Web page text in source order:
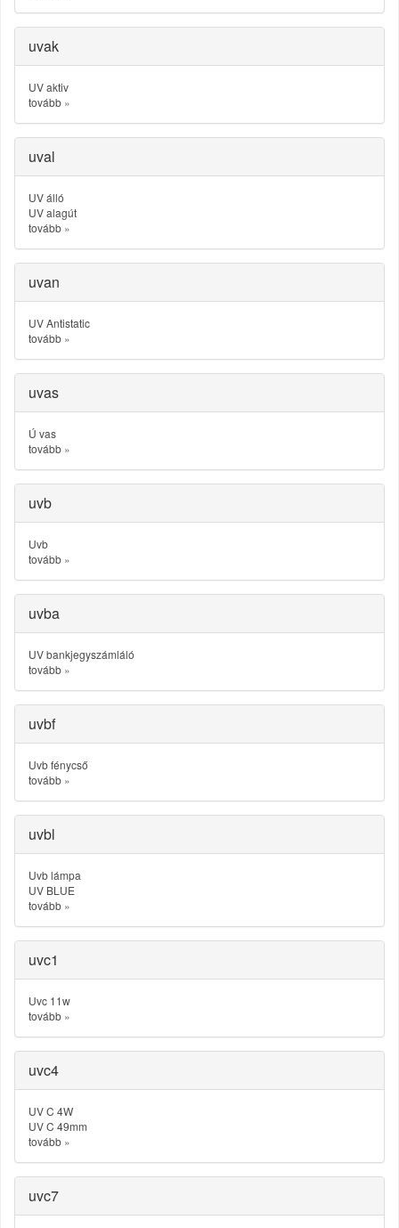
uvak
UV aktiv
tovább »
uval
UV álló
UV alagút
tovább »
uvan
UV Antistatic
tovább »
uvas
Ú vas
tovább »
uvb
Uvb
tovább »
uvba
UV bankjegyszámláló
tovább »
uvbf
Uvb fénycső
tovább »
uvbl
Uvb lámpa
UV BLUE
tovább »
uvc1
Uvc 11w
tovább »
uvc4
UV C 4W
UV C 49mm
tovább »
uvc7